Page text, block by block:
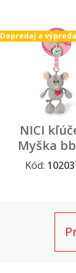
NICI
Myška
Dopredaj a
Kód:
Dopredaj a